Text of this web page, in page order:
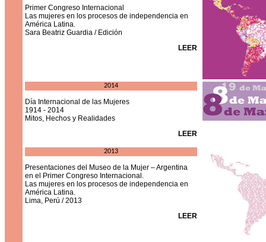
Primer Congreso Internacional
Las mujeres en los procesos de independencia en
América Latina.
Sara Beatriz Guardia / Edición
LEER
2014
Día Internacional de las Mujeres
1914 - 2014
Mitos, Hechos y Realidades
LEER
2013
Presentaciones del Museo de la Mujer – Argentina
en el Primer Congreso Internacional.
Las mujeres en los procesos de independencia en
América Latina.
Lima, Perú / 2013
LEER